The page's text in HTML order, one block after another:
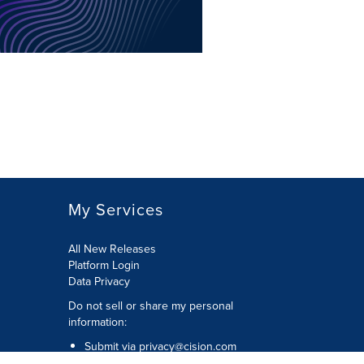
My Services
All New Releases
Platform Login
Data Privacy
Do not sell or share my personal
information:
Submit via privacy@cision.com